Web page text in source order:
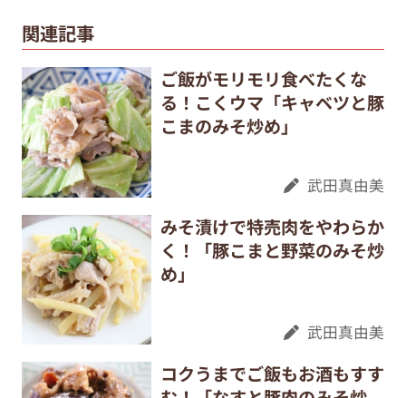
関連記事
ご飯がモリモリ食べたくな
る！こくウマ「キャベツと豚
こまのみそ炒め」
武田真由美
みそ漬けで特売肉をやわらか
く！「豚こまと野菜のみそ炒
め」
武田真由美
コクうまでご飯もお酒もすす